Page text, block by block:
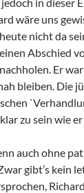
wäre uns
nicht da
Abschied
Er
bleiben. Die
zu sein wie er
auch ohne
gibt’s kein